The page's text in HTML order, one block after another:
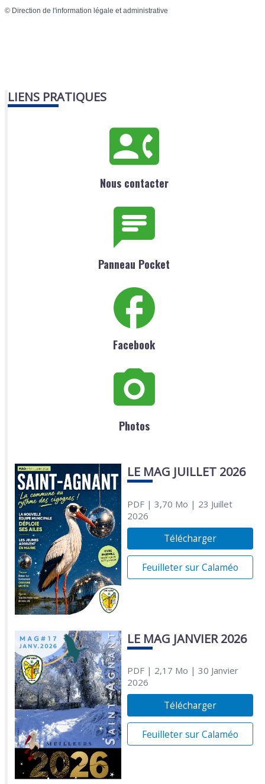
© Direction de l'information légale et administrative
LIENS PRATIQUES
Nous contacter
Panneau Pocket
Facebook
Photos
LE MAG JUILLET 2026
PDF| 3,70 Mo | 23 Juillet
2026
Télécharger
Feuilleter sur Calaméo
LE MAG JANVIER 2026
PDF| 2,17 Mo | 30 Janvier
2026
Télécharger
Feuilleter sur Calaméo